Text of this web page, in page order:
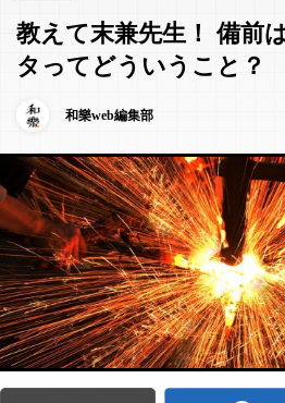
教えて末兼先生！ 備前
タってどういうこと？
和樂web編集部